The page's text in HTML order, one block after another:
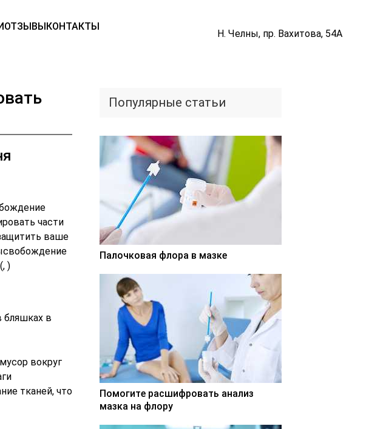
ОТЗЫВЫКОНТАКТЫ
Н. Челны, пр. Вахитова, 54А
части
ваше
)
бляшках в
вокруг
тканей, что
Популярные статьи
Палочковая флора в мазке
Помогите расшифровать анализ
мазка на флору